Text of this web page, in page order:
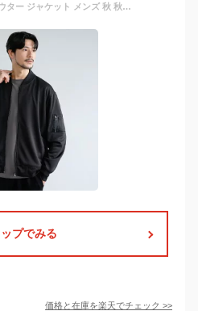
MA-1 ブルゾン ライトアウター ジャケット メンズ 秋 秋服 長袖 カジュアル ジャージー リブ 伸縮性 ストレッチ 無地 スリム ブラック カーキ ネイビー チャコール グレー S M L XL
プでみる
価格と在庫を楽天でチェック >>